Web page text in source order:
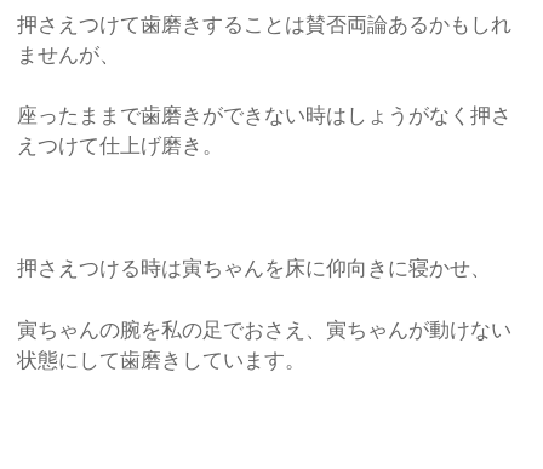
押さえつけて歯磨きすることは賛否両論あるかもしれ
ませんが、
座ったままで歯磨きができない時はしょうがなく押さ
えつけて仕上げ磨き。
押さえつける時は寅ちゃんを床に仰向きに寝かせ、
寅ちゃんの腕を私の足でおさえ、寅ちゃんが動けない
状態にして歯磨きしています。